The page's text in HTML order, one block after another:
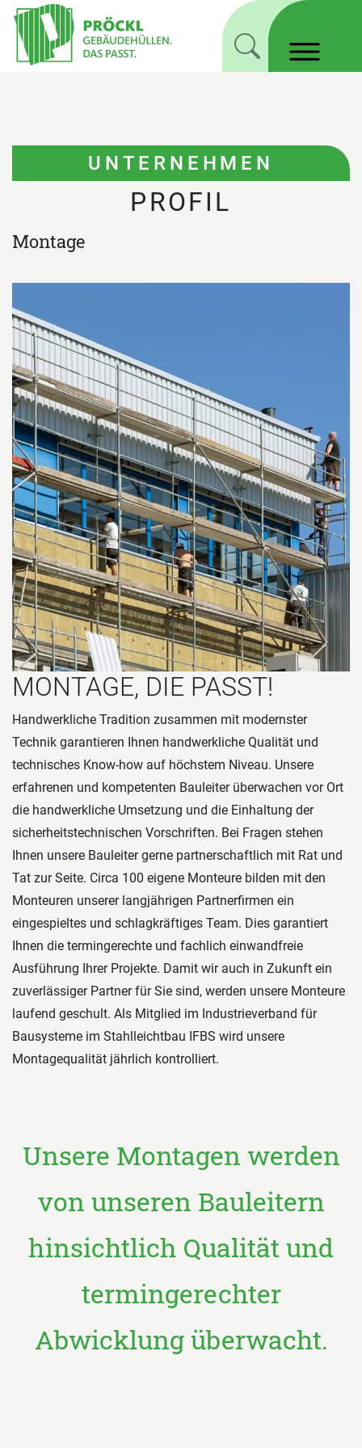
UNTERNEHMEN
PROFIL
Montage
MONTAGE, DIE PASST!
Handwerkliche Tradition zusammen mit modernster
Technik garantieren Ihnen handwerkliche Qualität und
technisches Know-how auf höchstem Niveau. Unsere
erfahrenen und kompetenten Bauleiter überwachen vor Ort
die handwerkliche Umsetzung und die Einhaltung der
sicherheitstechnischen Vorschriften. Bei Fragen stehen
Ihnen unsere Bauleiter gerne partnerschaftlich mit Rat und
Tat zur Seite. Circa 100 eigene Monteure bilden mit den
Monteuren unserer langjährigen Partnerfirmen ein
eingespieltes und schlagkräftiges Team. Dies garantiert
Ihnen die termingerechte und fachlich einwandfreie
Ausführung Ihrer Projekte. Damit wir auch in Zukunft ein
zuverlässiger Partner für Sie sind, werden unsere Monteure
laufend geschult. Als Mitglied im Industrieverband für
Bausysteme im Stahlleichtbau IFBS wird unsere
Montagequalität jährlich kontrolliert.
Unsere Montagen werden
von unseren Bauleitern
hinsichtlich Qualität und
termingerechter
Abwicklung überwacht.